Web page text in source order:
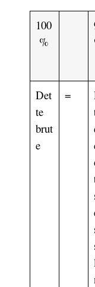
100
%
Det
te
brut
e
=